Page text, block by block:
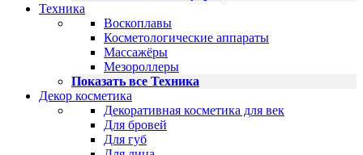
Техника
Воскоплавы
Косметологические аппараты
Массажёры
Мезороллеры
Показать все Техника
Декор косметика
Декоративная косметика для век
Для бровей
Для губ